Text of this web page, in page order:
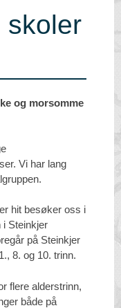
skoler
og morsomme
Vi har lang
hit besøker oss i
i Steinkjer
på Steinkjer
8. og 10. trinn.
flere alderstrinn,
både på